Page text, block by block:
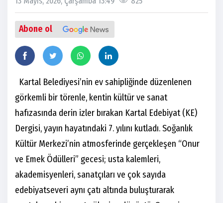
Abone ol
Kartal Belediyesi’nin ev sahipliğinde düzenlenen
görkemli bir törenle, kentin kültür ve sanat
hafızasında derin izler bırakan Kartal Edebiyat (KE)
Dergisi, yayın hayatındaki 7. yılını kutladı. Soğanlık
Kültür Merkezi’nin atmosferinde gerçekleşen “Onur
ve Emek Ödülleri” gecesi; usta kalemleri,
akademisyenleri, sanatçıları ve çok sayıda
edebiyatseveri aynı çatı altında buluşturarak